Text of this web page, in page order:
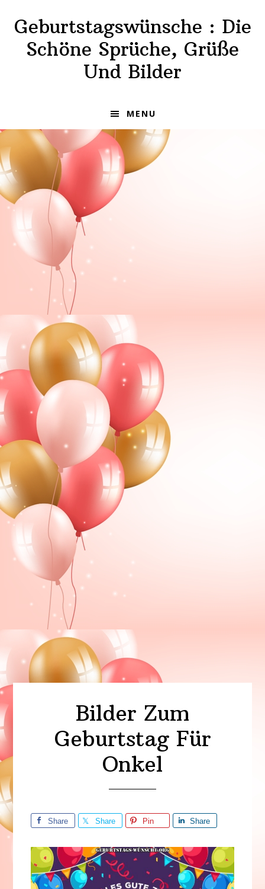
navigation
content
Geburtstagswünsche : Die
Schöne Sprüche, Grüße
Und Bilder
MENU
Bilder Zum
Geburtstag Für
Onkel
Share Share Pin Share